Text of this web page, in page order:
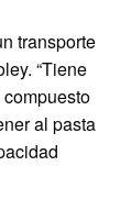
transporte
“Tiene
al pasta